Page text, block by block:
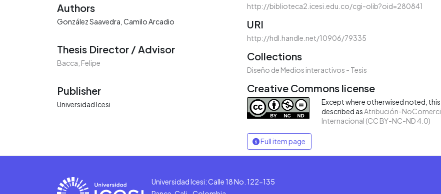
Authors
González Saavedra, Camilo Arcadio
Thesis Director / Advisor
Bacca, Felipe
Publisher
Universidad Icesi
http://biblioteca2.icesi.edu.co/cgi-olib?oid=280841
URI
http://hdl.handle.net/10906/79335
Collections
Diseño de Medios interactivos - Tesis
Creative Commons license
Except where otherwised noted, this
described as Atribución-
Internacional (CC BY-NC-ND 4.0)
Full item page
Universidad Icesi: Calle 18 No. 122-135